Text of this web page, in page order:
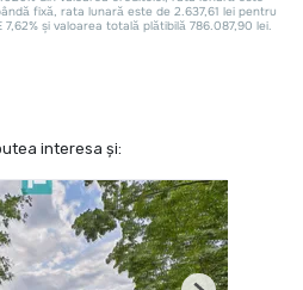
interesa și: